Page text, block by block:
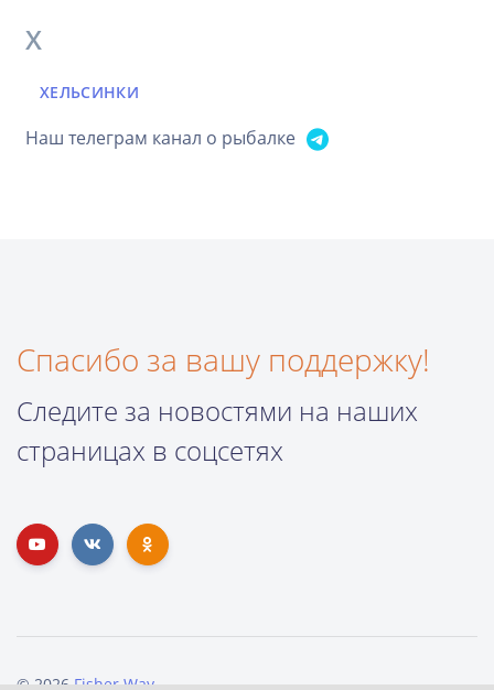
Х
ХЕЛЬСИНКИ
Наш телеграм канал о рыбалке
Спасибо за вашу поддержку!
Следите за новостями на наших
страницах в соцсетях
© 2026 Fisher Way